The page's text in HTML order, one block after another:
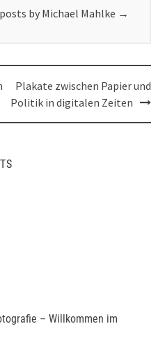
by Michael Mahlke →
Plakate zwischen Papier und
Politik in digitalen Zeiten
– Willkommen im